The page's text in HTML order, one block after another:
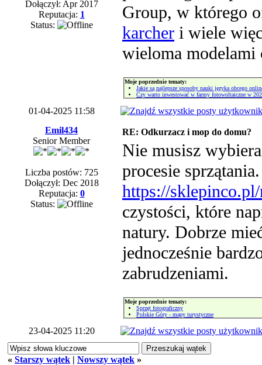
Dołączył: Apr 2017
Reputacja: 1
Status:
Group, w którego
karcher i wiele
wieloma modelami
Moje poprzednie tematy:
Jakie są najlepsze sposoby nauki języka obcego
Czy warto inwestować w farmy fotowoltaiczne w
01-04-2025 11:58
Emil434
Senior Member
Liczba postów: 725
Dołączył: Dec 2018
Reputacja: 0
Status:
RE: Odkurzacz i mop do domu?
Nie musisz
procesie
https://
czystości, które
natury. Dobrze
jednocześnie
zabrudzeniami.
Moje poprzednie tematy:
Sprzęt fotograficzny
Polskie Góry - mapy turystyczne
23-04-2025 11:20
« Starszy wątek | Nowszy wątek »